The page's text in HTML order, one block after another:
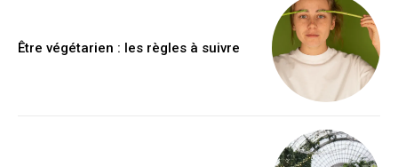
Être végétarien : les règles à suivre